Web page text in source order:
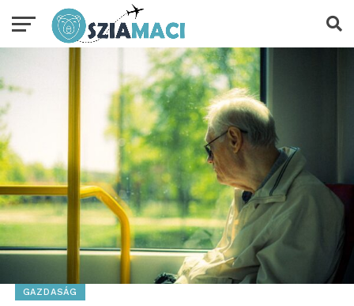
GAZDASÁG